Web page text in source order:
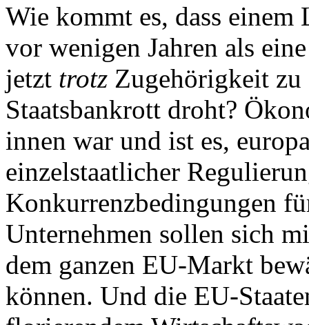
Wie kommt es, dass
vor wenigen Jahren als
jetzt trotz Zugehörigkeit
Staatsbankrott droht?
innen war und ist es,
einzelstaatlicher
Konkurrenzbedingungen
Unternehmen sollen sich
dem ganzen EU-Markt
können. Und die EU-